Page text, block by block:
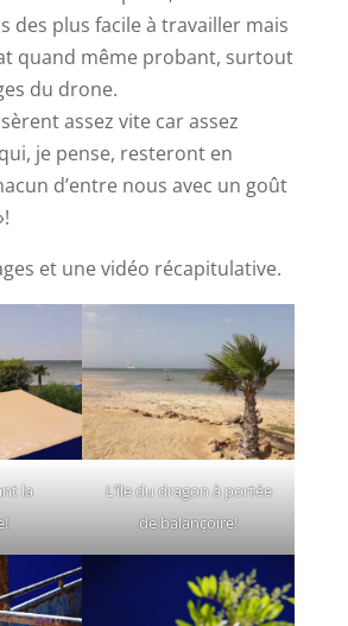
des plus facile à travailler mais
quand même probant, surtout
du drone.
assez vite car assez
je pense, resteront en
d’entre nous avec un goût
et une vidéo récapitulative.
la
L’île du dragon à portée
de balançoire!